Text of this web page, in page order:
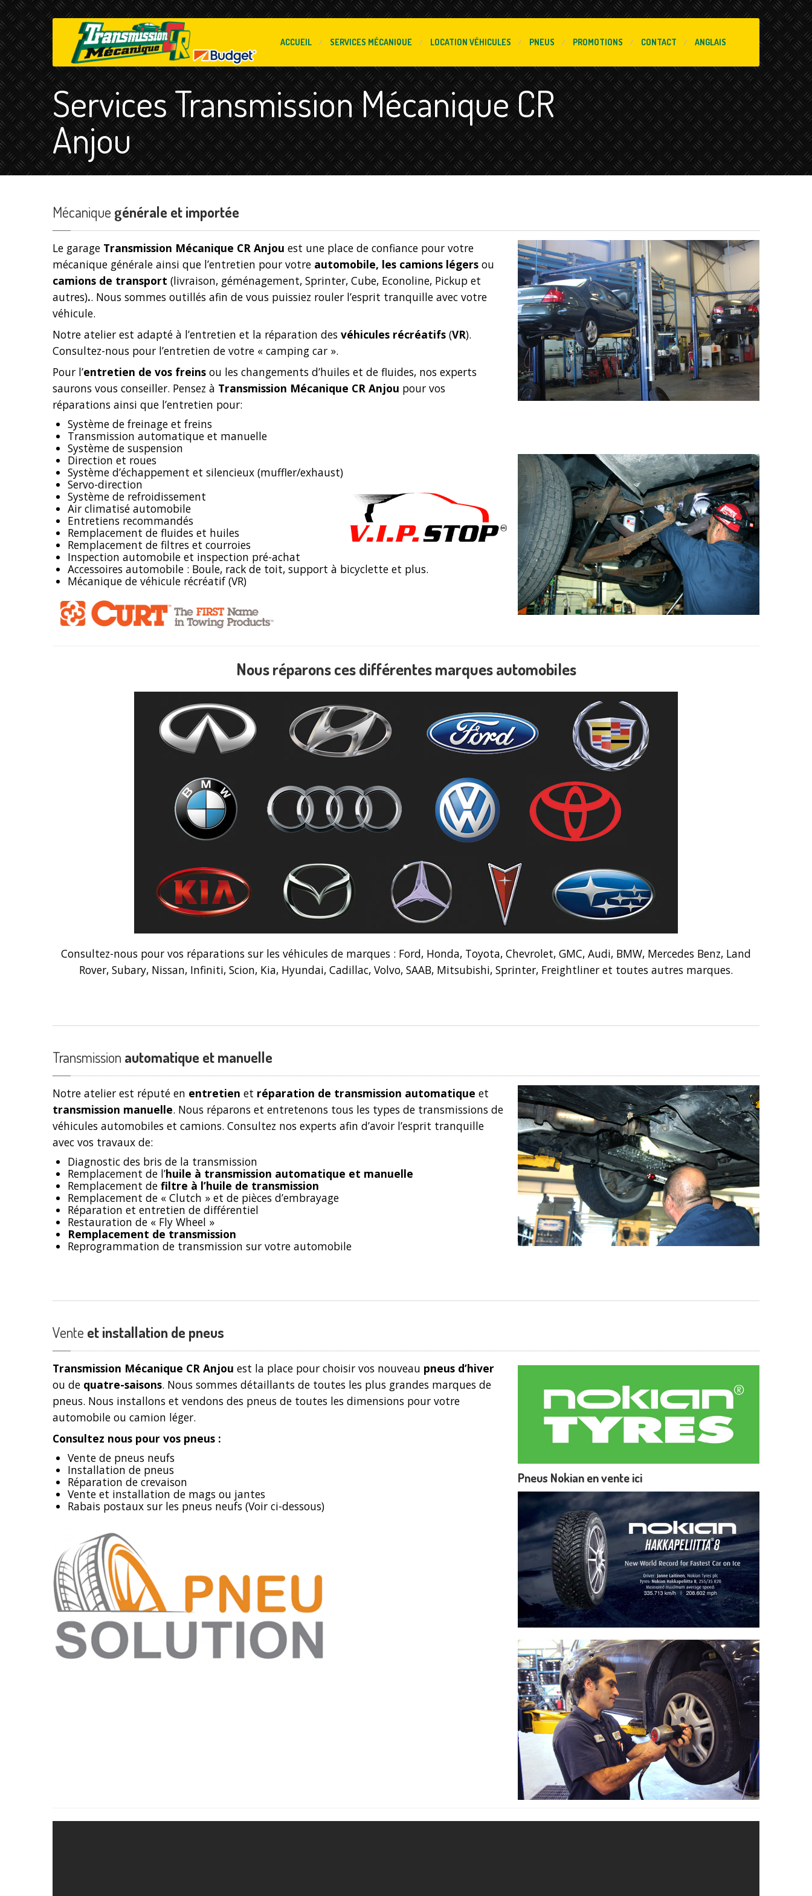
ACCUEIL SERVICES MÉCANIQUE LOCATION VÉHICULES PNEUS PROMOTIONS CONTACT ANGLAIS
Services Transmission Mécanique CR
Anjou
Mécanique générale et importée
Le garage Transmission Mécanique CR Anjou est une place de confiance pour votre
mécanique générale ainsi que l’entretien pour votre automobile, les camions légers ou
camions de transport (livraison, géménagement, Sprinter, Cube, Econoline, Pickup et
autres).. Nous sommes outillés afin de vous puissiez rouler l’esprit tranquille avec votre
véhicule.
Notre atelier est adapté à l’entretien et la réparation des véhicules récréatifs (VR).
Consultez-nous pour l’entretien de votre « camping car ».
Pour l’entretien de vos freins ou les changements d’huiles et de fluides, nos experts
saurons vous conseiller. Pensez à Transmission Mécanique CR Anjou pour vos
réparations ainsi que l’entretien pour:
Système de freinage et freins
Transmission automatique et manuelle
Système de suspension
Direction et roues
Système d’échappement et silencieux (muffler/exhaust)
Servo-direction
Système de refroidissement
Air climatisé automobile
Entretiens recommandés
Remplacement de fluides et huiles
Remplacement de filtres et courroies
Inspection automobile et inspection pré-achat
Accessoires automobile : Boule, rack de toit, support à bicyclette et plus.
Mécanique de véhicule récréatif (VR)
Nous réparons ces différentes marques automobiles
Consultez-nous pour vos réparations sur les véhicules de marques : Ford, Honda, Toyota, Chevrolet, GMC, Audi, BMW, Mercedes Benz, Land
Rover, Subary, Nissan, Infiniti, Scion, Kia, Hyundai, Cadillac, Volvo, SAAB, Mitsubishi, Sprinter, Freightliner et toutes autres marques.
Transmission automatique et manuelle
Notre atelier est réputé en entretien et réparation de transmission automatique et
transmission manuelle. Nous réparons et entretenons tous les types de transmissions de
véhicules automobiles et camions. Consultez nos experts afin d’avoir l’esprit tranquille
avec vos travaux de:
Diagnostic des bris de la transmission
Remplacement de l’huile à transmission automatique et manuelle
Remplacement de filtre à l’huile de transmission
Remplacement de « Clutch » et de pièces d’embrayage
Réparation et entretien de différentiel
Restauration de « Fly Wheel »
Remplacement de transmission
Reprogrammation de transmission sur votre automobile
Vente et installation de pneus
Pneus Nokian en vente ici
Transmission Mécanique CR Anjou est la place pour choisir vos nouveau pneus d’hiver
ou de quatre-saisons. Nous sommes détaillants de toutes les plus grandes marques de
pneus. Nous installons et vendons des pneus de toutes les dimensions pour votre
automobile ou camion léger.
Consultez nous pour vos pneus :
Vente de pneus neufs
Installation de pneus
Réparation de crevaison
Vente et installation de mags ou jantes
Rabais postaux sur les pneus neufs (Voir ci-dessous)